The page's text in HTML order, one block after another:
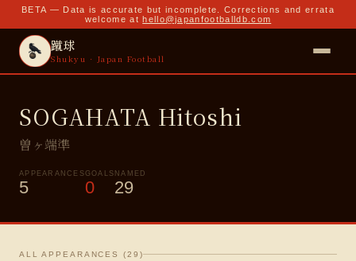
BETA — Data is accurate but incomplete. Corrections and errata
welcome at hello@japanfootballdb.com
蹴球
Shukyu · Japan Football
SOGAHATA Hitoshi
曽ヶ端準
APPEARANCES
5
GOALS
0
NAMED
29
ALL APPEARANCES (29 )